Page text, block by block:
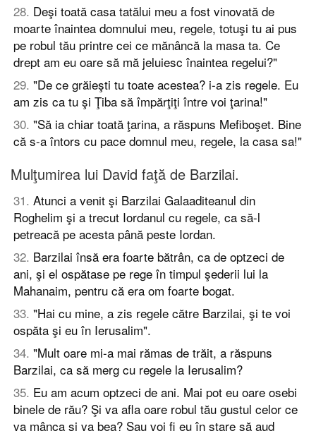
28. Deşi toată casa tatălui meu a fost vinovată de
moarte înaintea domnului meu, regele, totuşi tu ai pus
pe robul tău printre cei ce mănâncă la masa ta. Ce
drept am eu oare să mă jeluiesc înaintea regelui?"
29. "De ce grăieşti tu toate acestea? i-a zis regele. Eu
am zis ca tu şi Ţiba să împărţiţi între voi ţarina!"
30. "Să ia chiar toată ţarina, a răspuns Mefiboşet. Bine
că s-a întors cu pace domnul meu, regele, la casa sa!"
Mulţumirea lui David faţă de Barzilai.
31. Atunci a venit şi Barzilai Galaaditeanul din
Roghelim şi a trecut Iordanul cu regele, ca să-l
petreacă pe acesta până peste Iordan.
32. Barzilai însă era foarte bătrân, ca de optzeci de
ani, şi el ospătase pe rege în timpul şederii lui la
Mahanaim, pentru că era om foarte bogat.
33. "Hai cu mine, a zis regele către Barzilai, şi te voi
ospăta şi eu în Ierusalim".
34. "Mult oare mi-a mai rămas de trăit, a răspuns
Barzilai, ca să merg cu regele la Ierusalim?
35. Eu am acum optzeci de ani. Mai pot eu oare osebi
binele de rău? Şi va afla oare robul tău gustul celor ce
va mânca şi va bea? Sau voi fi eu în stare să aud